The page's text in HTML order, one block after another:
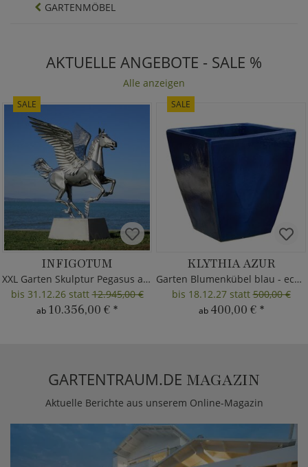
GARTENMÖBEL
AKTUELLE ANGEBOTE - SALE %
Alle anzeigen
SALE
INFIGOTUM
XXL Garten Skulptur Pegasus aus Metall
bis 31.12.26 statt12.945,00 €
ab 10.356,00 € *
SALE
KLYTHIA AZUR
Garten Blumenkübel blau - eckig
bis 18.12.27 statt500,00 €
ab 400,00 € *
GARTENTRAUM.DE MAGAZIN
Aktuelle Berichte aus unserem Online-Magazin